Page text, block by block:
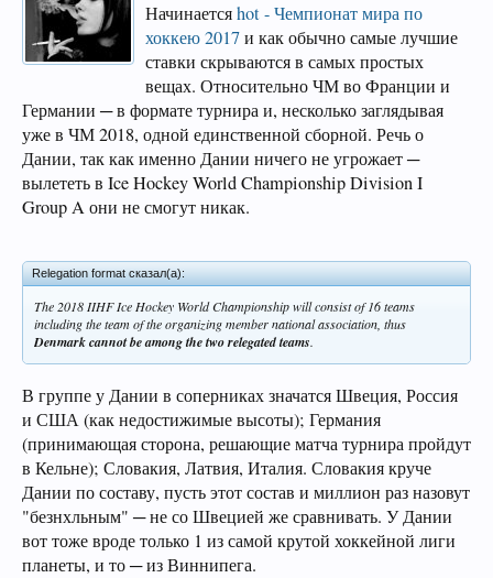
Начинаетсяhot - Чемпионат мира по
хоккею 2017и как обычно самые лучшие
ставки скрываются в самых простых
вещах. Относительно ЧМ во Франции и
Германии ─ в формате турнира и, несколько заглядывая
уже в ЧМ 2018, одной единственной сборной. Речь о
Дании, так как именно Дании ничего не угрожает ─
вылететь в Ice Hockey World Championship Division I
Group A они не смогут никак.
Relegation format сказал(а):
The 2018 IIHF Ice Hockey World Championship will consist of 16 teams
including the team of the organizing member national association, thus
Denmark cannot be among the two relegated teams.
В группе у Дании в соперниках значатся Швеция, Россия
и США (как недостижимые высоты); Германия
(принимающая сторона, решающие матча турнира пройдут
в Кельне); Словакия, Латвия, Италия. Словакия круче
Дании по составу, пусть этот состав и миллион раз назовут
"безнхльным" ─ не со Швецией же сравнивать. У Дании
вот тоже вроде только 1 из самой крутой хоккейной лиги
планеты, и то ─ из Виннипега.